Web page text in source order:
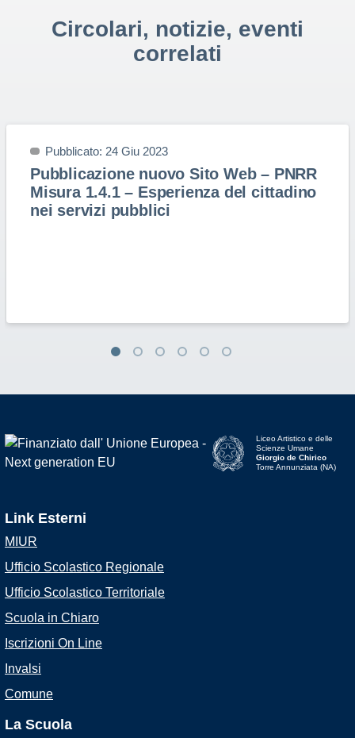
Circolari, notizie, eventi
correlati
Pubblicato: 24 Giu 2023
Pubblicazione nuovo Sito Web – PNRR
Misura 1.4.1 – Esperienza del cittadino
nei servizi pubblici
Liceo Artistico e delle
Scienze Umane
Giorgio de Chirico
Torre Annunziata (NA)
Link Esterni
MIUR
Ufficio Scolastico Regionale
Ufficio Scolastico Territoriale
Scuola in Chiaro
Iscrizioni On Line
Invalsi
Comune
La Scuola